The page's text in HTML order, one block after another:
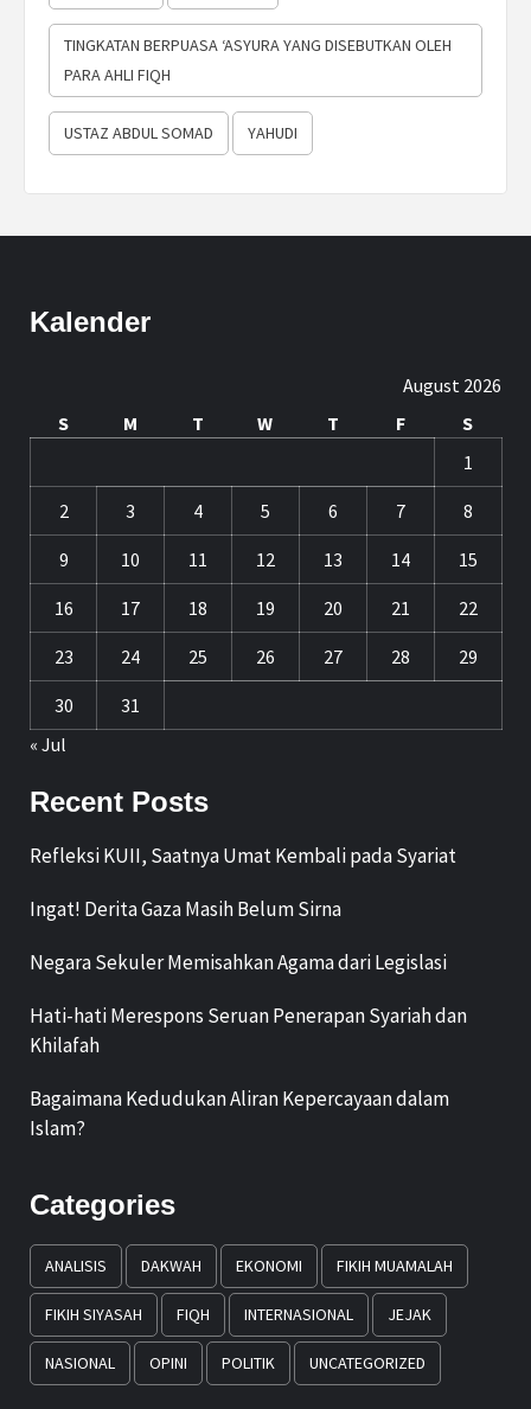
TINGKATAN BERPUASA ‘ASYURA YANG DISEBUTKAN OLEH
PARA AHLI FIQH
USTAZ ABDUL SOMAD YAHUDI
Kalender
August 2026
S
M T W T F
S
1
2 3 4 5 6 7 8
9 10 11 12 13 14 15
16 17 18 19 20 21 22
23 24 25 26 27 28 29
30
31
« Jul
Recent Posts
Refleksi KUII, Saatnya Umat Kembali pada Syariat
Ingat! Derita Gaza Masih Belum Sirna
Negara Sekuler Memisahkan Agama dari Legislasi
Hati-hati Merespons Seruan Penerapan Syariah dan
Khilafah
Bagaimana Kedudukan Aliran Kepercayaan dalam
Islam?
Categories
ANALISIS DAKWAH EKONOMI FIKIH MUAMALAH
FIKIH SIYASAH FIQH INTERNASIONAL JEJAK
NASIONAL OPINI POLITIK UNCATEGORIZED